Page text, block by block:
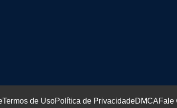
Termos de UsoPolítica de PrivacidadeDMCAFale